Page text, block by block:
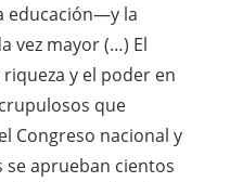
educación—y la
vez mayor (…) El
y el poder en
que
Congreso nacional y
se aprueban cientos